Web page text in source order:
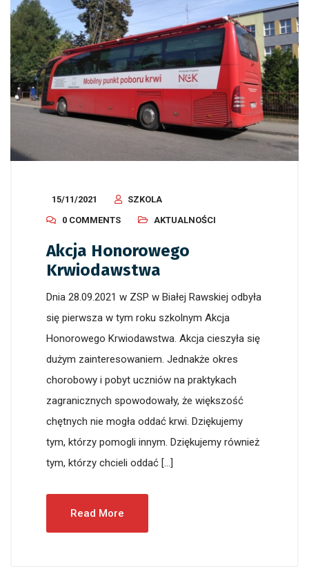
15/11/2021
SZKOLA
0 COMMENTS
AKTUALNOŚCI
Akcja Honorowego
Krwiodawstwa
Dnia 28.09.2021 w ZSP w Białej Rawskiej odbyła
się pierwsza w tym roku szkolnym Akcja
Honorowego Krwiodawstwa. Akcja cieszyła się
dużym zainteresowaniem. Jednakże okres
chorobowy i pobyt uczniów na praktykach
zagranicznych spowodowały, że większość
chętnych nie mogła oddać krwi. Dziękujemy
tym, którzy pomogli innym. Dziękujemy również
tym, którzy chcieli oddać […]
Read More